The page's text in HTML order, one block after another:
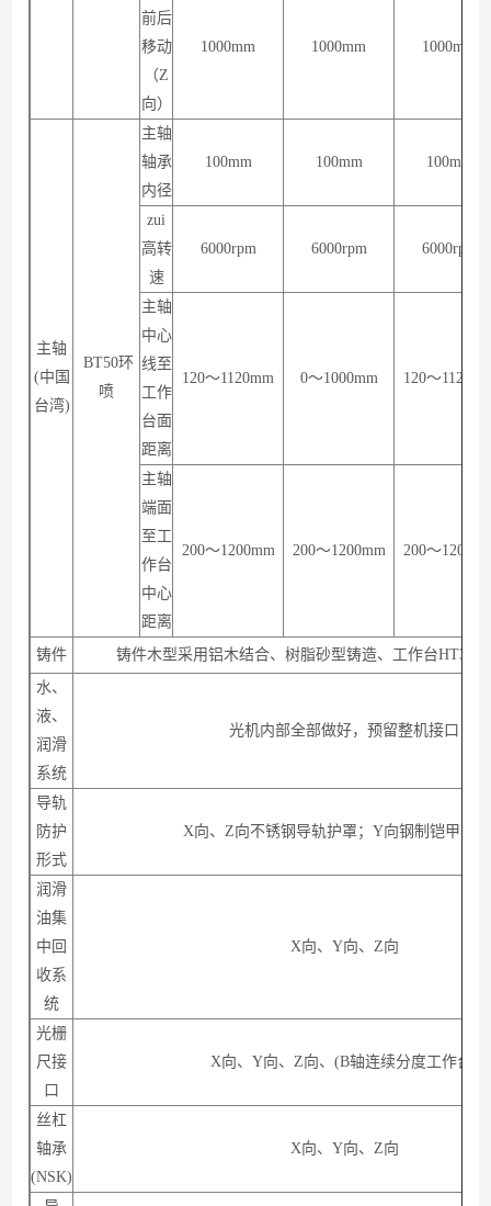
前后
移动
（Z
向）
1000mm 1000mm 1000mm
主轴
(中国
台湾)
BT50环
喷
主轴
轴承
内径
100mm 100mm 100mm
zui
高转
速
6000rpm 6000rpm 6000rpm
主轴
中心
线至
工作
台面
距离
120～1120mm 0～1000mm 120～
主轴
端面
至工
作台
中心
距离
200～1200mm 200～1200mm 200～
铸件
铸件木型采用铝木结合、树脂砂型铸造、工作台HT300
水、
液、
润滑
系统
光机内部全部做好，预留整机接口
导轨
防护
形式
X向、Z向不锈钢导轨护罩；Y向钢制铠甲防
润滑
油集
中回
收系
统
X向、Y向、Z向
光栅
尺接
口
X向、Y向、Z向、(B轴连续分度工作台)
丝杠
轴承
(NSK)
X向、Y向、Z向